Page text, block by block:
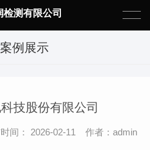
检测有限公司
案例展示
技股份有限公司
间： 2026-02-11 作者：admin